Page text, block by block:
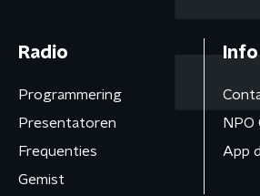
Radio
Programmering
Presentatoren
Frequenties
Gemist
Info
NPO
App